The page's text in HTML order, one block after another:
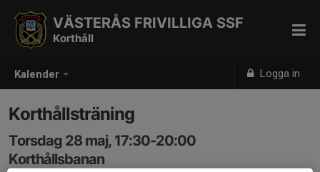
Kalender Logga in
VÄSTERÅS FRIVILLIGA SSF
Korthåll
Korthållsträning
Torsdag 28 maj, 17:30-20:00
Korthållsbanan